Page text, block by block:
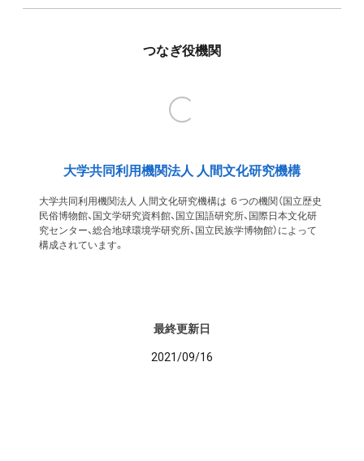
つなぎ役機関
大学共同利用機関法人 人間文化研究機構
大学共同利用機関法人 人間文化研究機構は ６つの機関（国立歴史
民俗博物館、国文学研究資料館、国立国語研究所、国際日本文化研
究センター、総合地球環境学研究所、国立民族学博物館）によって
構成されています。
最終更新日
2021/09/16